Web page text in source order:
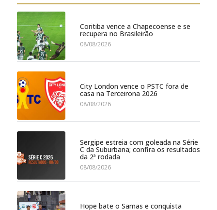
Coritiba vence a Chapecoense e se
recupera no Brasileirão
08/08/2026
City London vence o PSTC fora de
casa na Terceirona 2026
08/08/2026
Sergipe estreia com goleada na Série
C da Suburbana; confira os resultados
da 2ª rodada
08/08/2026
Hope bate o Samas e conquista